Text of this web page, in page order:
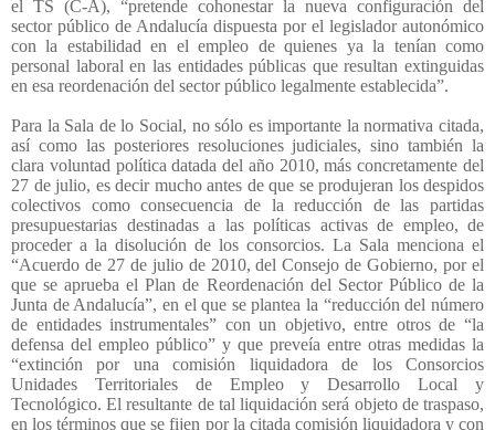
el TS (C-A), “pretende cohonestar la nueva configuración del
sector público de Andalucía dispuesta por el legislador autonómico
con la estabilidad en el empleo de quienes ya la tenían como
personal laboral en las entidades públicas que resultan extinguidas
en esa reordenación del sector público legalmente establecida”.
Para la Sala de lo Social, no sólo es importante la normativa citada,
así como las posteriores resoluciones judiciales, sino también la
clara voluntad política datada del año 2010, más concretamente del
27 de julio, es decir mucho antes de que se produjeran los despidos
colectivos como consecuencia de la reducción de las partidas
presupuestarias destinadas a las políticas activas de empleo, de
proceder a la disolución de los consorcios. La Sala menciona el
“Acuerdo de 27 de julio de 2010, del Consejo de Gobierno, por el
que se aprueba el Plan de Reordenación del Sector Público de la
Junta de Andalucía”, en el que se plantea la “reducción del número
de entidades instrumentales” con un objetivo, entre otros de “la
defensa del empleo público” y que preveía entre otras medidas la
“extinción por una comisión liquidadora de los Consorcios
Unidades Territoriales de Empleo y Desarrollo Local y
Tecnológico. El resultante de tal liquidación será objeto de traspaso,
en los términos que se fijen por la citada comisión liquidadora y con